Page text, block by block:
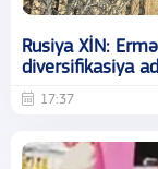
Rusiya XİN:
diversifikasiya
17:37